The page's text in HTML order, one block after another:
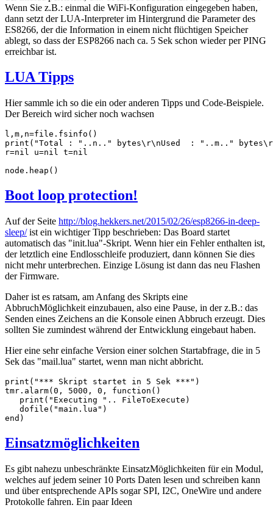
Wenn Sie z.B.: einmal die WiFi-Konfiguration eingegeben haben,
dann setzt der LUA-Interpreter im Hintergrund die Parameter des
ES8266, der die Information in einem nicht flüchtigen Speicher
ablegt, so dass der ESP8266 nach ca. 5 Sek schon wieder per PING
erreichbar ist.
LUA Tipps
Hier sammle ich so die ein oder anderen Tipps und Code-Beispiele.
Der Bereich wird sicher noch wachsen
l,m,n=file.fsinfo()
print("Total : "..n.." bytes\r\nUsed  : "..m.."
r=nil u=nil t=nil
node.heap()
Boot loop protection!
Auf der Seite http://blog.hekkers.net/2015/02/26/esp8266-in-deep-
sleep/ist ein wichtiger Tipp beschrieben: Das Board startet
automatisch das "init.lua"-Skript. Wenn hier ein Fehler enthalten ist,
der letztlich eine Endlosschleife produziert, dann können Sie dies
nicht mehr unterbrechen. Einzige Lösung ist dann das neu Flashen
der Firmware.
Daher ist es ratsam, am Anfang des Skripts eine
AbbruchMöglichkeit einzubauen, also eine Pause, in der z.B.: das
Senden eines Zeichens an die Konsole einen Abbruch erzeugt. Dies
sollten Sie zumindest während der Entwicklung eingebaut haben.
Hier eine sehr einfache Version einer solchen Startabfrage, die in 5
Sek das "mail.lua" startet, wenn man nicht abbricht.
print("*** Skript startet in 5 Sek ***")
tmr.alarm(0, 5000, 0, function()
print("Executing ".. FileToExecute)
dofile("main.lua")
end)
Einsatzmöglichkeiten
Es gibt nahezu unbeschränkte EinsatzMöglichkeiten für ein Modul,
welches auf jedem seiner 10 Ports Daten lesen und schreiben kann
und über entsprechende APIs sogar SPI, I2C, OneWire und andere
Protokolle fahren. Ein paar Ideen